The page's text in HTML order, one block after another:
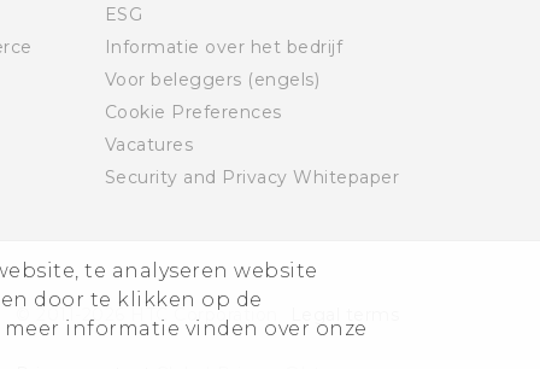
te analyseren website
door te klikken op de
informatie vinden over onze
ESG
Informatie over het bedrijf
Voor beleggers (engels)
Cookie Preferences
Vacatures
Security and Privacy Whitepaper
© 2011-2026 HTC Corporation